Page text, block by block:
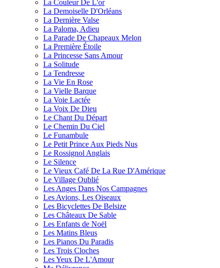
La Couleur De L'or
La Demoiselle D'Orléans
La Dernière Valse
La Paloma, Adieu
La Parade De Chapeaux Melon
La Première Étoile
La Princesse Sans Amour
La Solitude
La Tendresse
La Vie En Rose
La Vielle Barque
La Voie Lactée
La Voix De Dieu
Le Chant Du Départ
Le Chemin Du Ciel
Le Funambule
Le Petit Prince Aux Pieds Nus
Le Rossignol Anglais
Le Silence
Le Vieux Café De La Rue D'Amérique
Le Village Oublié
Les Anges Dans Nos Campagnes
Les Avions, Les Oiseaux
Les Bicyclettes De Belsize
Les Châteaux De Sable
Les Enfants de Noël
Les Matins Bleus
Les Pianos Du Paradis
Les Trois Cloches
Les Yeux De L'Amour